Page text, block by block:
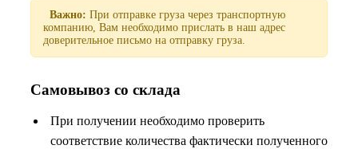
Важно: При отправке груза через транспортную
компанию, Вам необходимо прислать в наш адрес
доверительное письмо на отправку груза.
Самовывоз со склада
При получении необходимо проверить
соответствие количества фактически полученного